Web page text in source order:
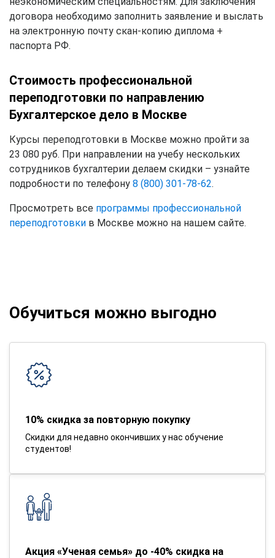
договора необходимо заполнить заявление и выслать
на электронную почту скан-копию диплома +
паспорта РФ.
Стоимость профессиональной
переподготовки по направлению
Бухгалтерское дело в Москве
Курсы переподготовки в Москве можно пройти за
23 080 руб. При направлении на учебу нескольких
сотрудников бухгалтерии делаем скидки – узнайте
подробности по телефону 8 (800) 301-78-62.
Просмотреть все программы профессиональной
переподготовки в Москве можно на нашем сайте.
Обучиться можно выгодно
10% скидка за повторную покупку
Скидки для недавно окончивших у нас обучение
студентов!
Акция «Ученая семья» до -40% скидка на